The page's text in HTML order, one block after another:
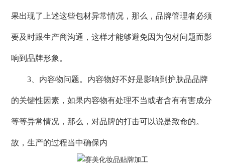
果出现了上述这些包材异常情况，那么，品牌管理者必须
要及时跟生产商沟通，这样才能够避免因为包材问题而影
响到品牌形象。
3、内容物问题。内容物好不好是影响到护肤品品牌
的关键性因素，如果内容物有处理不当或者含有有害成分
等等异常情况，那么，对品牌的打击可以说是致命的。
故，生产的过程当中确保内